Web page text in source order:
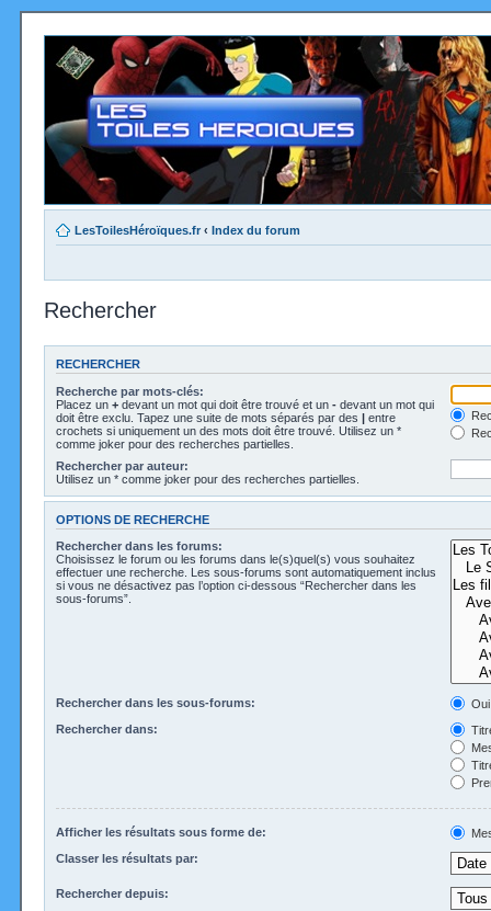
LesToilesHéroïques.fr ‹ Index du forum
Rechercher
RECHERCHER
Recherche par mots-clés:
Placez un + devant un mot qui doit être trouvé et un - devant un mot qui
doit être exclu. Tapez une suite de mots séparés par des | entre
crochets si uniquement un des mots doit être trouvé. Utilisez un *
comme joker pour des recherches partielles.
Rechercher par auteur:
Utilisez un * comme joker pour des recherches partielles.
OPTIONS DE RECHERCHE
Rechercher dans les forums:
Choisissez le forum ou les forums dans le(s)quel(s) vous souhaitez
effectuer une recherche. Les sous-forums sont automatiquement inclus
si vous ne désactivez pas l’option ci-dessous “Rechercher dans les
sous-forums”.
Rechercher dans les sous-forums:
Oui
Rechercher dans:
Afficher les résultats sous forme de:
Classer les résultats par:
Rechercher depuis: